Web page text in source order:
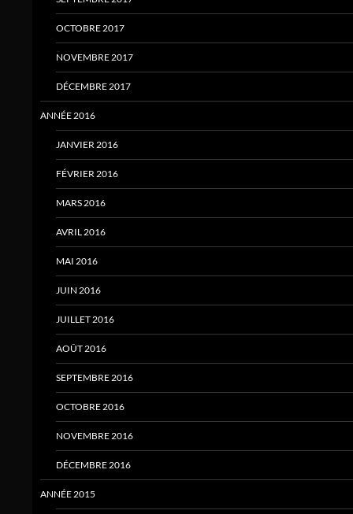
OCTOBRE 2017
NOVEMBRE 2017
DÉCEMBRE 2017
ANNÉE 2016
JANVIER 2016
FÉVRIER 2016
MARS 2016
AVRIL 2016
MAI 2016
JUIN 2016
JUILLET 2016
AOÛT 2016
SEPTEMBRE 2016
OCTOBRE 2016
NOVEMBRE 2016
DÉCEMBRE 2016
ANNÉE 2015